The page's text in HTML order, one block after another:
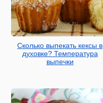
Сколько выпекать кексы в
духовке? Температура
выпечки